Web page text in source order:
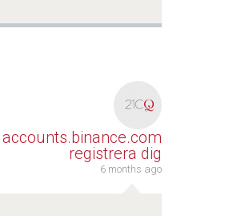
accounts.binance.com
registrera dig
6 months ago